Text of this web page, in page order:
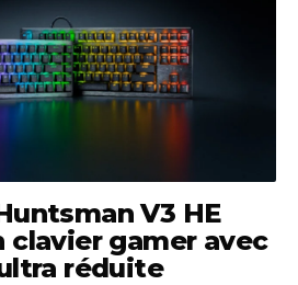
V3 HE
clavier gamer avec
réduite